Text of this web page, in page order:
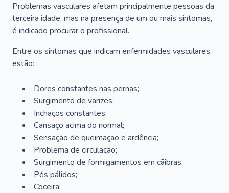
Problemas vasculares afetam principalmente pessoas da
terceira idade, mas na presença de um ou mais sintomas,
é indicado procurar o profissional.
Entre os sintomas que indicam enfermidades vasculares,
estão:
Dores constantes nas pernas;
Surgimento de varizes;
Inchaços constantes;
Cansaço acima do normal;
Sensação de queimação e ardência;
Problema de circulação;
Surgimento de formigamentos em cãibras;
Pés pálidos;
Coceira;